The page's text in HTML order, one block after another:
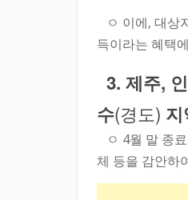
ㅇ 이에, 대상
득이라는 혜택
3. 제주,
수(경도)
ㅇ 4월 말 종
체 등을 감안하